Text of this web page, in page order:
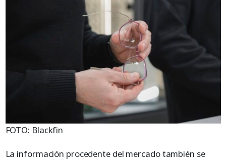
FOTO: Blackfin
La información procedente del mercado también se